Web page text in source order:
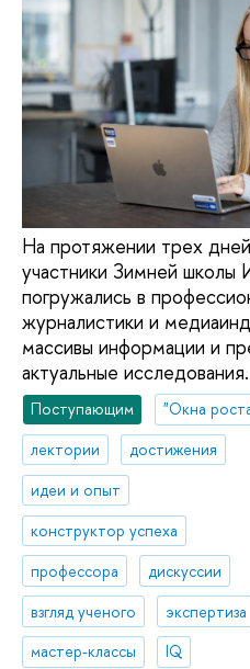
На протяжении трех
участники Зимней школы
погружались в
журналистики и
массивы информации и
актуальные исследования.
Поступающим
"Окна
лектории
достижения
идеи и опыт
конструктор успеха
профессора
дискуссии
взгляд ученого
экспертиза
мастер-классы
IQ